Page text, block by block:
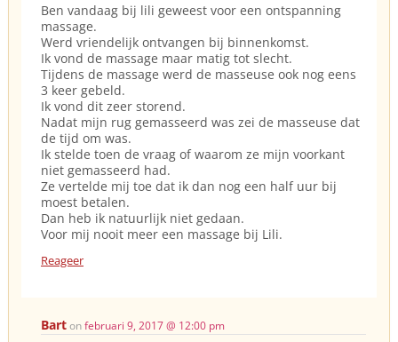
Ben vandaag bij lili geweest voor een ontspanning
massage.
Werd vriendelijk ontvangen bij binnenkomst.
Ik vond de massage maar matig tot slecht.
Tijdens de massage werd de masseuse ook nog eens
3 keer gebeld.
Ik vond dit zeer storend.
Nadat mijn rug gemasseerd was zei de masseuse dat
de tijd om was.
Ik stelde toen de vraag of waarom ze mijn voorkant
niet gemasseerd had.
Ze vertelde mij toe dat ik dan nog een half uur bij
moest betalen.
Dan heb ik natuurlijk niet gedaan.
Voor mij nooit meer een massage bij Lili.
Reageer
Bartonfebruari 9, 2017 @ 12:00 pm